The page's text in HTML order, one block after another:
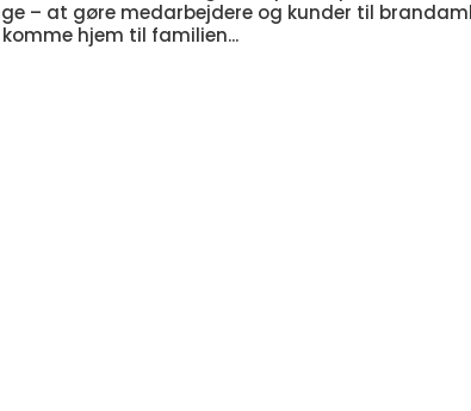
– at gøre medarbejdere og kunder til
hjem til familien...